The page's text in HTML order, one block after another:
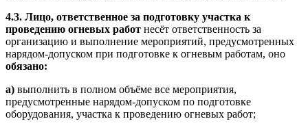
4.3. Лицо, ответственное за подготовку участка к
проведению огневых работ несёт ответственность за
организацию и выполнение мероприятий, предусмотренных
нарядом-допуском при подготовке к огневым работам, оно
обязано:
а) выполнить в полном объёме все мероприятия,
предусмотренные нарядом-допуском по подготовке
оборудования, участка к проведению огневых работ;